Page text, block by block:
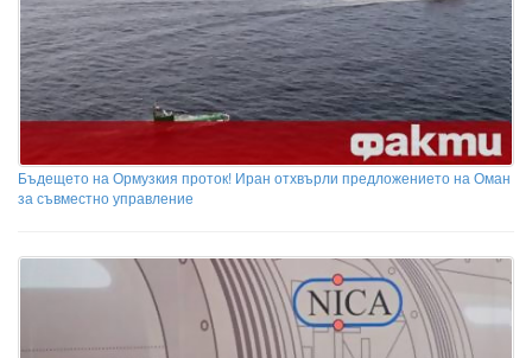
Бъдещето на Ормузкия проток! Иран отхвърли предложението на Оман
за съвместно управление